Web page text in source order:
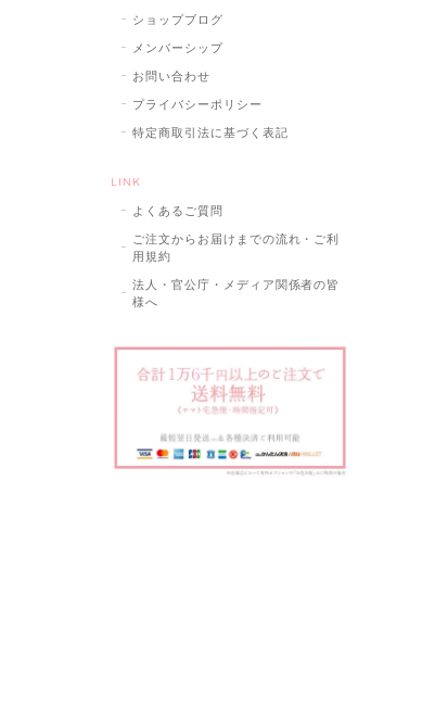
ショップブログ
メンバーシップ
お問い合わせ
プライバシーポリシー
特定商取引法に基づく表記
LINK
よくあるご質問
ご注文からお届けまでの流れ・ご利
用規約
法人・官公庁・メディア関係者の皆
様へ